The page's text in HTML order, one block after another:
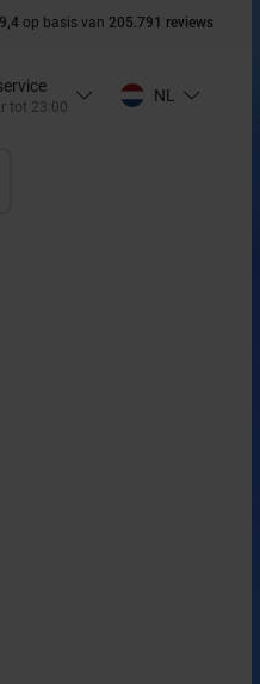
9,4 op basis van 205.791 reviews
tot 23:00
NL